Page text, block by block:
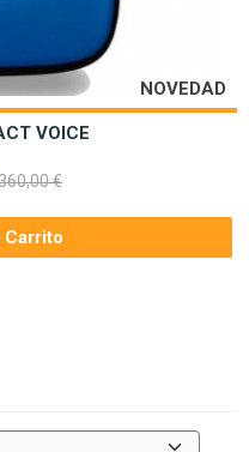
NOVEDAD
VOICE
€
Carrito